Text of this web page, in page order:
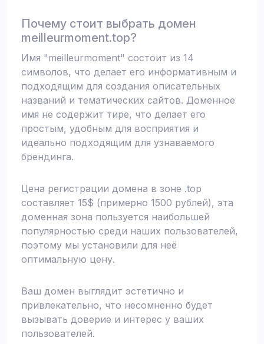
Почему стоит выбрать домен
meilleurmoment.top?
Имя "meilleurmoment" состоит из 14
символов, что делает его информативным и
подходящим для создания описательных
названий и тематических сайтов. Доменное
имя не содержит тире, что делает его
простым, удобным для восприятия и
идеально подходящим для узнаваемого
брендинга.
Цена регистрации домена в зоне .top
составляет 15$ (примерно 1500 рублей), эта
доменная зона пользуется наибольшей
популярностью среди наших пользователей,
поэтому мы установили для неё
оптимальную цену.
Ваш домен выглядит эстетично и
привлекательно, что несомненно будет
вызывать доверие и интерес у ваших
пользователей.